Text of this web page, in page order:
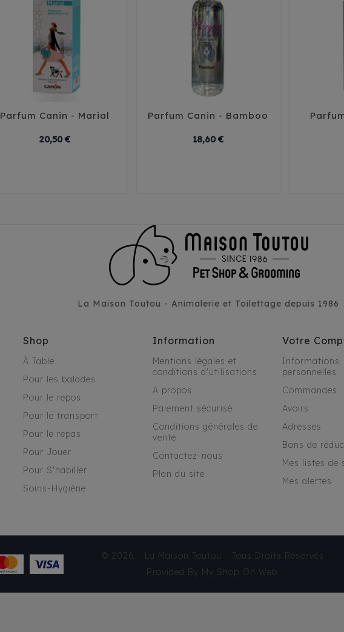
Parfum Canin - Marial
20,50 €Prix
Parfum Canin - Bamboo
18,60 €Prix
La Maison Toutou - Animalerie et Toilettage depuis 1986
Shop
À Table
Pour les balades
Pour le repos
Pour le transport
Pour le repas
Pour Jouer
Pour S'habiller
Soins-Hygiène
Information
Mentions légales et
conditions d'utilisations
A propos
Paiement sécurisé
Conditions générales de
vente
Contactez-nous
Plan du site
Votre
Informations
personnelles
Commandes
Avoirs
Adresses
Bons de
Mes listes de
Mes alertes
© 2026 - La Maison Toutou - Tous Droits Réservés
Provided By My Shop On Web